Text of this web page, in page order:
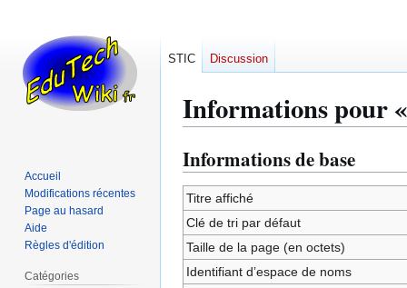
Informations pour
Aller
à
la
navigation
Aller
à
la
recherche
Informations de base
Titre affiché
Clé de tri par défaut
Taille de la page (en octets)
Identifiant dʼespace de noms
STIC Discussion
Accueil
Modifications récentes
Page au hasard
Aide
Règles d'édition
Catégories